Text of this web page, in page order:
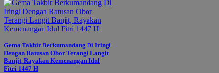
Gema Takbir Berkumandang Di Iringi
Dengan Ratusan Obor Terangi Langit
Banjit, Rayakan Kemenangan Idul
Fitri 1447 H